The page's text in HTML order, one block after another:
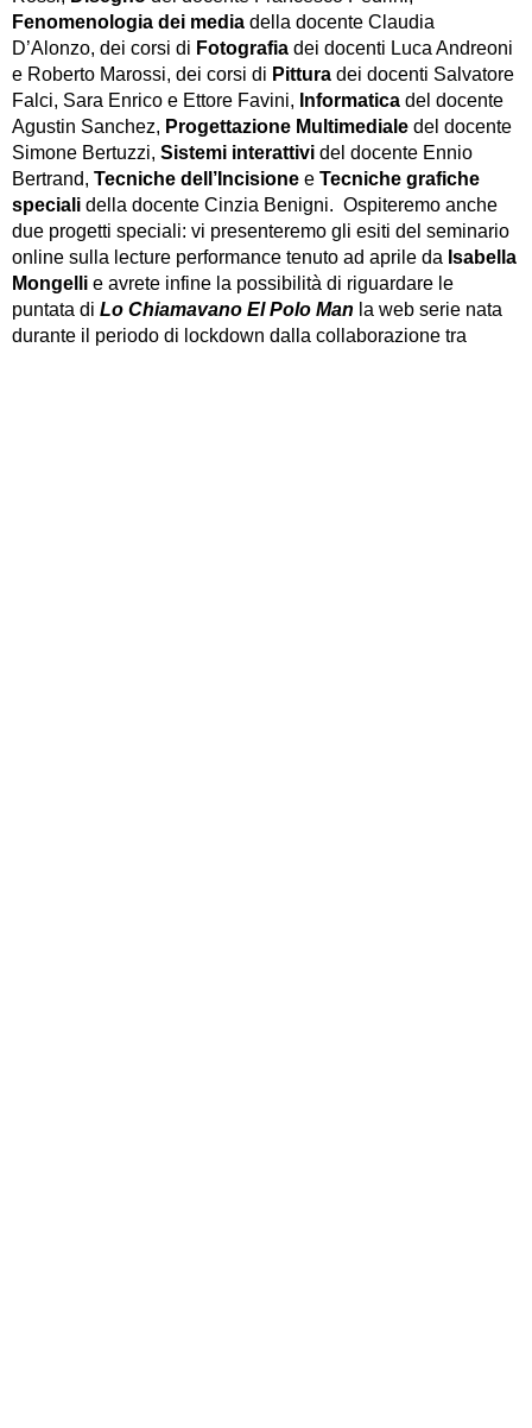
Fenomenologia dei media della docente Claudia
D’Alonzo, dei corsi di Fotografia dei docenti Luca Andreoni
e Roberto Marossi, dei corsi di Pittura dei docenti Salvatore
Falci, Sara Enrico e Ettore Favini, Informatica del docente
Agustin Sanchez, Progettazione Multimediale del docente
Simone Bertuzzi, Sistemi interattivi del docente Ennio
Bertrand, Tecniche dell’Incisione e Tecniche grafiche
speciali della docente Cinzia Benigni. Ospiteremo anche
due progetti speciali: vi presenteremo gli esiti del seminario
online sulla lecture performance tenuto ad aprile da Isabella
Mongelli e avrete infine la possibilità di riguardare le
puntata di Lo Chiamavano El Polo Man la web serie nata
durante il periodo di lockdown dalla collaborazione tra